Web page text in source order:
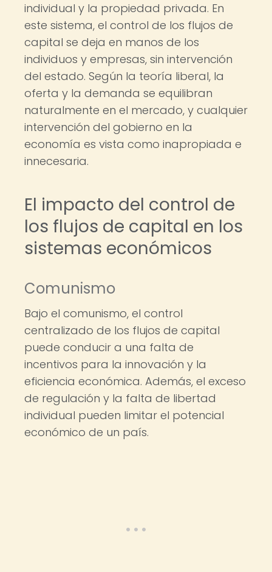
individual y la propiedad privada. En
este sistema, el control de los flujos de
capital se deja en manos de los
individuos y empresas, sin intervención
del estado. Según la teoría liberal, la
oferta y la demanda se equilibran
naturalmente en el mercado, y cualquier
intervención del gobierno en la
economía es vista como inapropiada e
innecesaria.
El impacto del control de
los flujos de capital en los
sistemas económicos
Comunismo
Bajo el comunismo, el control
centralizado de los flujos de capital
puede conducir a una falta de
incentivos para la innovación y la
eficiencia económica. Además, el exceso
de regulación y la falta de libertad
individual pueden limitar el potencial
económico de un país.